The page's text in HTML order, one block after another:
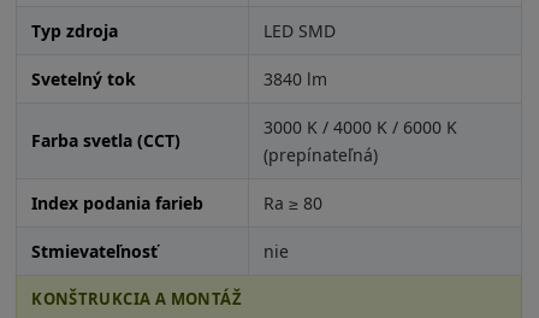
Typ zdroja LED SMD
Svetelný tok 3840 lm
Farba svetla (CCT)
3000 K / 4000 K / 6000 K
(prepínateľná)
Index podania farieb Ra ≥ 80
Stmievateľnosť nie
KONŠTRUKCIA A MONTÁŽ